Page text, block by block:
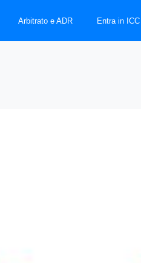
Arbitrato e ADR Entra in ICC